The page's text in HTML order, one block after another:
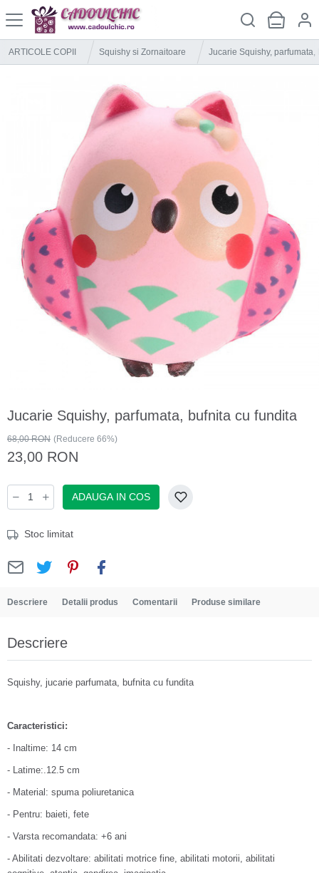
ARTICOLE COPII Squishy si Zornaitoare Jucarie Squishy, parfumata,
Jucarie Squishy, parfumata, bufnita cu fundita
68,00 RON (Reducere 66%)
23,00 RON
ADAUGA IN COS
Stoc limitat
Descriere Detalii produs Comentarii Produse similare
Descriere
Squishy, jucarie parfumata, bufnita cu fundita
Caracteristici:
- Inaltime: 14 cm
- Latime:.12.5 cm
- Material: spuma poliuretanica
- Pentru: baieti, fete
- Varsta recomandata: +6 ani
- Abilitati dezvoltare: abilitati motrice fine, abilitati motorii, abilitati